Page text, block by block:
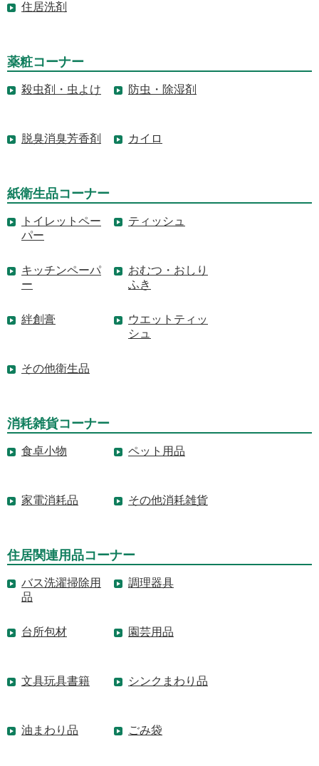
住居洗剤
薬粧コーナー
殺虫剤・虫よけ 防虫・除湿剤
脱臭消臭芳香剤 カイロ
紙衛生品コーナー
トイレットペー
パー
ティッシュ
キッチンペーパ
ー
おむつ・おしり
ふき
絆創膏
ウエットティッ
シュ
その他衛生品
消耗雑貨コーナー
食卓小物 ペット用品
家電消耗品 その他消耗雑貨
住居関連用品コーナー
バス洗濯掃除用
品
調理器具
台所包材 園芸用品
文具玩具書籍 シンクまわり品
油まわり品 ごみ袋